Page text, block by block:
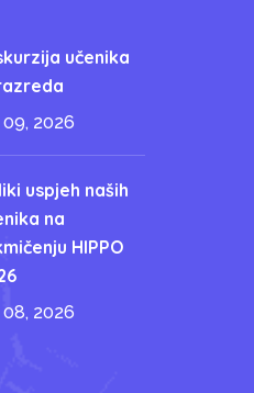
učenika
09, 2026
uspjeh naših
na
HIPPO
08, 2026